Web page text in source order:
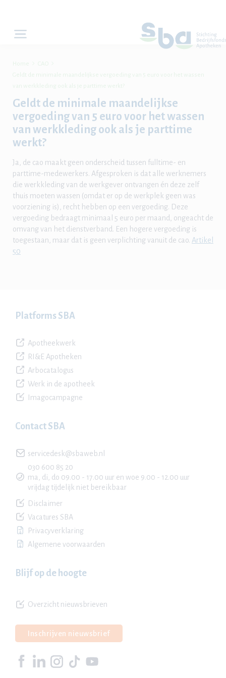
Home CAO
Geldt de minimale maandelijkse vergoeding van 5 euro voor het wassen
van werkkleding ook als je parttime werkt?
Geldt de minimale maandelijkse
vergoeding van 5 euro voor het wassen
van werkkleding ook als je parttime
werkt?
Ja, de cao maakt geen onderscheid tussen fulltime- en
parttime-medewerkers. Afgesproken is dat alle werknemers
die werkkleding van de werkgever ontvangen én deze zelf
thuis moeten wassen (omdat er op de werkplek geen was
voorziening is), recht hebben op een vergoeding. Deze
vergoeding bedraagt minimaal 5 euro per maand, ongeacht de
omvang van het dienstverband. Een hogere vergoeding is
toegestaan, maar dat is geen verplichting vanuit de cao. Artikel
50
Platforms SBA
Apotheekwerk
RI&E Apotheken
Arbocatalogus
Werk in de apotheek
Imagocampagne
Contact SBA
servicedesk@sbaweb.nl
030 600 85 20
ma, di, do 09.00 - 17.00 uur en woe 9.00 - 12.00 uur
vrijdag tijdelijk niet bereikbaar
Disclaimer
Vacatures SBA
Privacyverklaring
Algemene voorwaarden
Blijf op de hoogte
Overzicht nieuwsbrieven
Inschrijven nieuwsbrief